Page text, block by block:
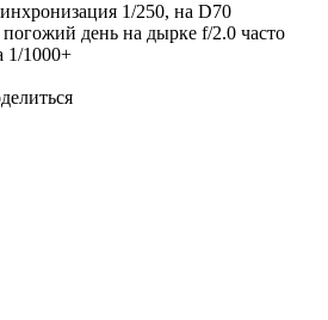
1/250, на D70
день на дырке f/2.0 часто
1/1000+